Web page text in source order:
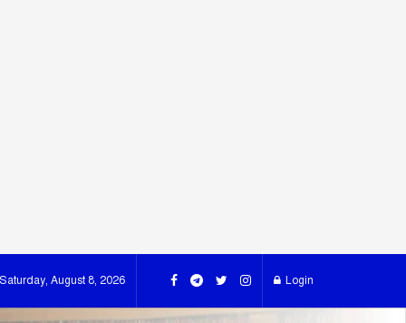
Saturday, August 8, 2026 Login